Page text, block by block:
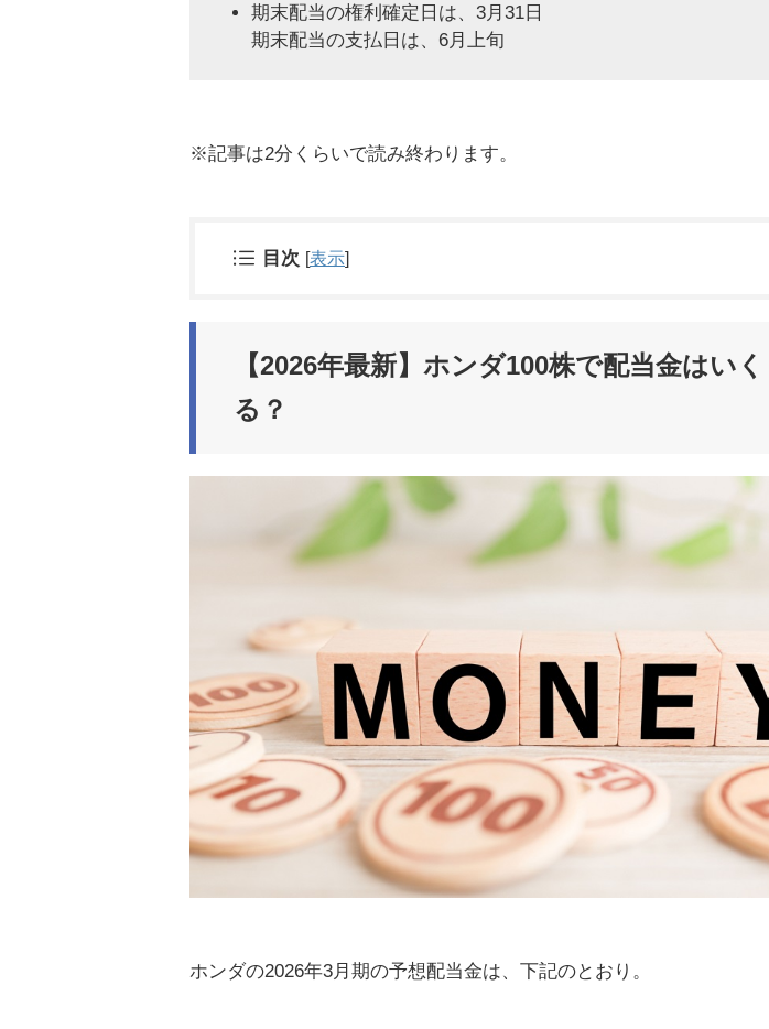
期末配当の権利確定日は、3月31日
期末配当の支払日は、6月上旬
※記事は2分くらいで読み終わります。
目次 [表示]
【2026年最新】ホンダ100株で配当金はい
る？
ホンダの2026年3月期の予想配当金は、下記のとおり。